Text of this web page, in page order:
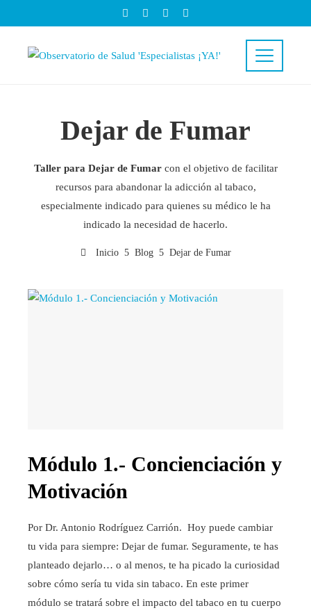
Dejar de Fumar
Taller para Dejar de Fumarcon el objetivo de facilitar
recursos para abandonar la adicción al tabaco,
especialmente indicado para quienes su médico le ha
indicado la necesidad de hacerlo.
Inicio Blog Dejar de Fumar
Módulo 1.- Concienciación y
Motivación
Por Dr. Antonio Rodríguez Carrión. Hoy puede cambiar
tu vida para siempre: Dejar de fumar. Seguramente, te has
planteado dejarlo… o al menos, te ha picado la curiosidad
sobre cómo sería tu vida sin tabaco. En este primer
módulo se tratará sobre el impacto del tabaco en tu cuerpo